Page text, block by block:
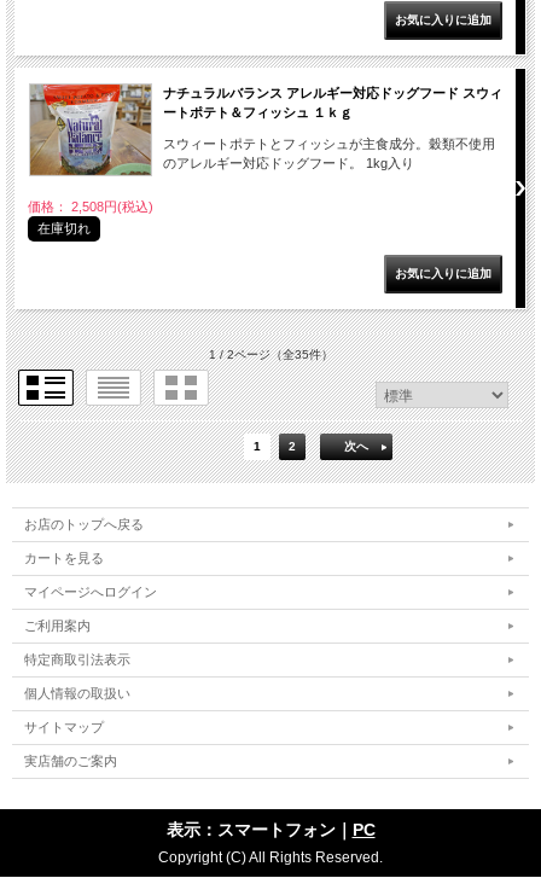
ナチュラルバランス アレルギー対応ドッグフード スウィ
ートポテト＆フィッシュ １ｋｇ
スウィートポテトとフィッシュが主食成分。穀類不使用
のアレルギー対応ドッグフード。 1kg入り
価格： 2,508円(税込)
在庫切れ
1 / 2ページ（全35件）
1 2 次へ
お店のトップへ戻る
カートを見る
マイページへログイン
ご利用案内
特定商取引法表示
個人情報の取扱い
サイトマップ
実店舗のご案内
表示：スマートフォン｜ PC
Copyright (C) All Rights Reserved.